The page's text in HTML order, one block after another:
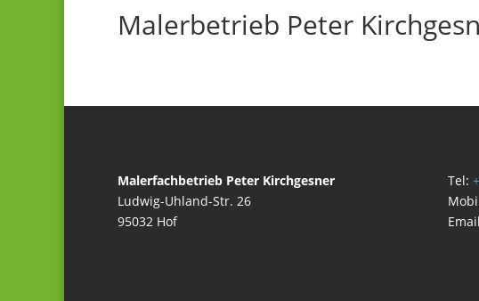
Malerbetrieb Peter
Malerfachbetrieb Peter Kirchgesner
Ludwig-Uhland-Str. 26
95032 Hof
Tel: